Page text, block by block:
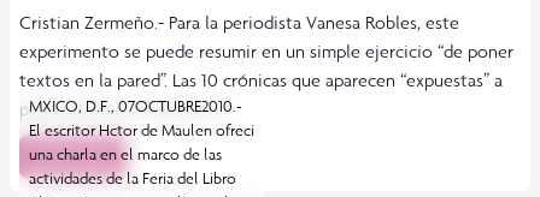
Cristian Zermeño.- Para la periodista Vanesa Robles, este
experimento se puede resumir en un simple ejercicio “de poner
textos en la pared”. Las 10 crónicas que aparecen “expuestas” a
partir de hoy en una de […]
Leer más
MXICO, D.F., 07OCTUBRE2010.-
El escritor Hctor de Maulen ofreci
una charla en el marco de las
actividades de la Feria del Libro